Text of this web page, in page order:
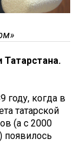
году, когда в
татарской
(а с 2000
появилось